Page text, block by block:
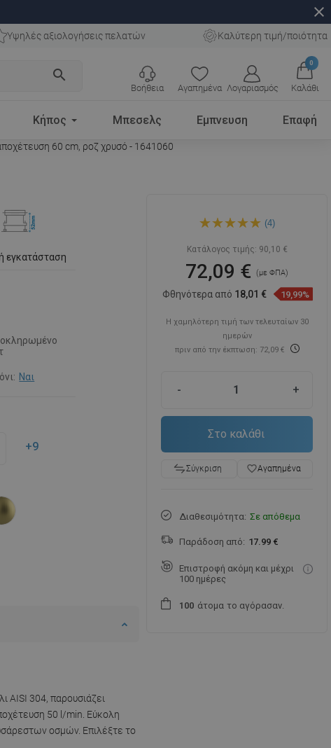
close
Υψηλές αξιολογήσεις πελατών Καλύτερη τιμή/ποιότητα
search
Αγαπημένα Λογαριασμός
0
Καλάθι
Βοήθεια
Κήπος Μπεσελς Εμπνευση Επαφή
60 cm, ροζ χρυσό - 1641060
εγκατάσταση
Ναι
+9
AISI 304, παρουσιάζει
50 l/min. Εύκολη
οσμών. Επιλέξτε το
περιστροφική γραμμική
χρυσό - 1641060
(4)
Κατάλογος τιμής: 90,10 €
72,09 €(με ΦΠΑ)
Φθηνότερα από 18,01 € 19,99%
Η χαμηλότερη τιμή των τελευταίων 30
ημερών
πριν από την έκπτωση: 72,09 €
- +
Στο καλάθι
Σύγκριση favorite_borderΑγαπημένα
Διαθεσιμότητα: Σε απόθεμα
Παράδοση από: 17.99 €
Επιστροφή ακόμη και μέχρι
100 ημέρες
1 00 άτομα το αγόρασαν.